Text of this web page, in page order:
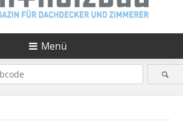
Menü